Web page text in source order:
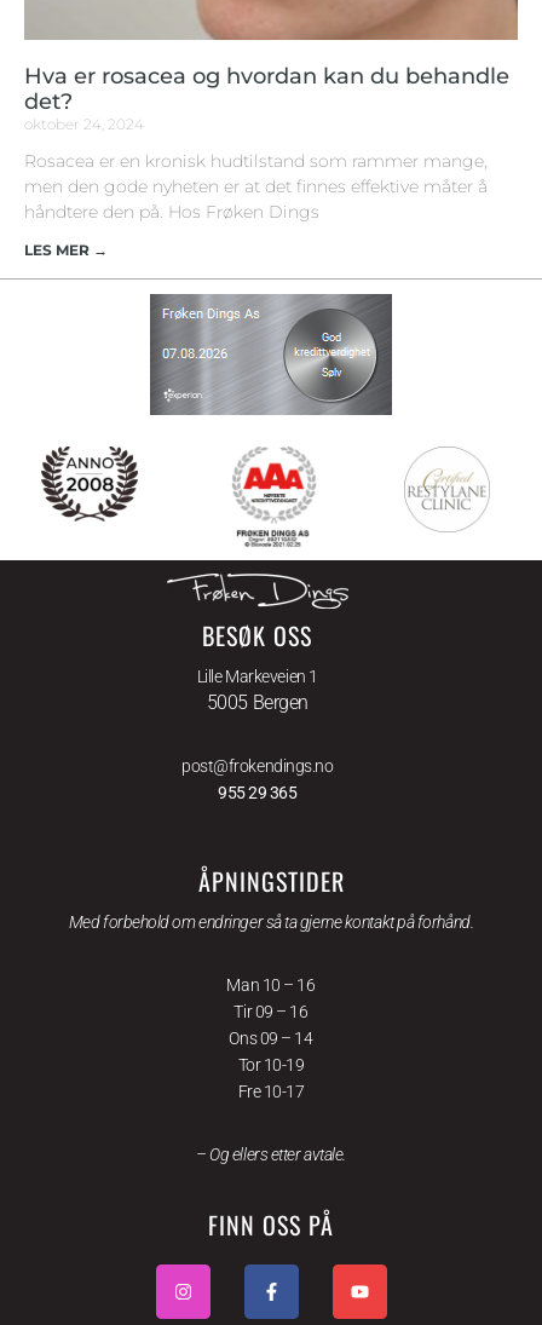
Hva er rosacea og hvordan kan du behandle
det?
oktober 24, 2024
Rosacea er en kronisk hudtilstand som rammer mange,
men den gode nyheten er at det finnes effektive måter å
håndtere den på. Hos Frøken Dings
LES MER →
BESØK OSS
Lille Markeveien 1
5005 Bergen
post@frokendings.no
955 29 365
ÅPNINGSTIDER
Med forbehold om endringer så ta gjerne kontakt på forhånd.
Man 10 – 16
Tir 09 – 16
Ons 09 – 14
Tor 10-19
Fre 10-17
– Og ellers etter avtale.
FINN OSS PÅ